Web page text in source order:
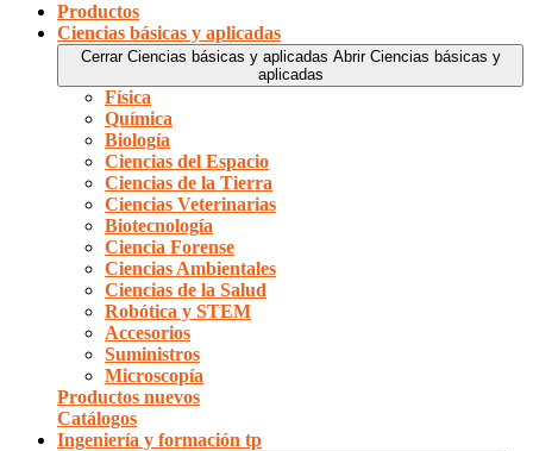
Productos
Ciencias básicas y aplicadas
Cerrar Ciencias básicas y aplicadas Abrir Ciencias básicas y
aplicadas
Física
Química
Biología
Ciencias del Espacio
Ciencias de la Tierra
Ciencias Veterinarias
Biotecnología
Ciencia Forense
Ciencias Ambientales
Ciencias de la Salud
Robótica y STEM
Accesorios
Suministros
Microscopía
Productos nuevos
Catálogos
Ingeniería y formación tp